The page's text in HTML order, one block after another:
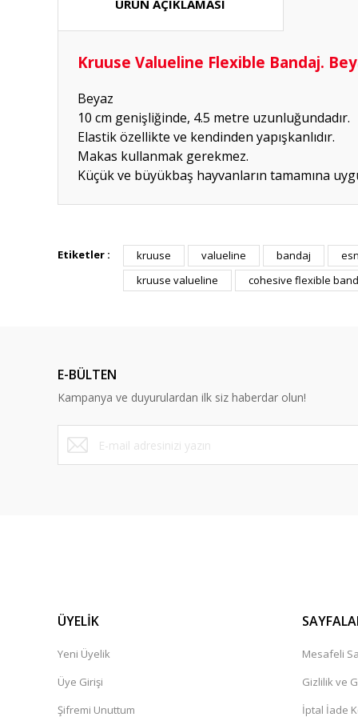
ÜRÜN AÇIKLAMASI
Kruuse Valueline Flexible Bandaj.
Beyaz
10 cm genişliğinde, 4.5 metre uzunluğundadır.
Elastik özellikte ve kendinden yapışkanlıdır.
Makas kullanmak gerekmez.
Küçük ve büyükbaş hayvanların tamamına
P... K... | 26/07/2026
Etiketler : kruuse valueline bandaj
kruuse valueline
cohesive flexible
E-BÜLTEN
Kampanya ve duyurulardan ilk siz haberdar olun!
ÜYELİK
Yeni Üyelik
Üye Girişi
Şifremi Unuttum
Mesafeli
Gizlilik ve
İptal İade